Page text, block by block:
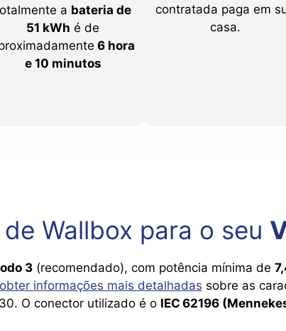
a bateria de
51 kWh é de
6 hora
e 10 minutos
contratada paga em
casa.
Wallbox para o seu
3(recomendado), com potência mínima de
informações mais detalhadas sobre as
O conector utilizado é o IEC 62196